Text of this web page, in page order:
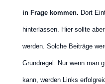
in Frage kommen. Dort
hinterlassen. Hier sollte
werden. Solche Beiträge
Grundregel: Nur wenn man
kann, werden Links